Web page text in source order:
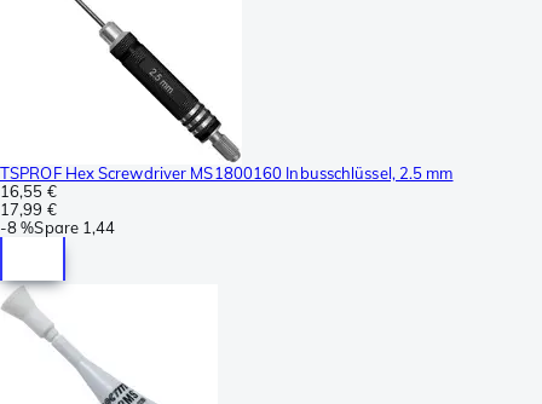
TSPROF Hex Screwdriver MS1800160 Inbusschlüssel, 2.5 mm
16,55 €
17,99 €
-8 %Spare 1,44